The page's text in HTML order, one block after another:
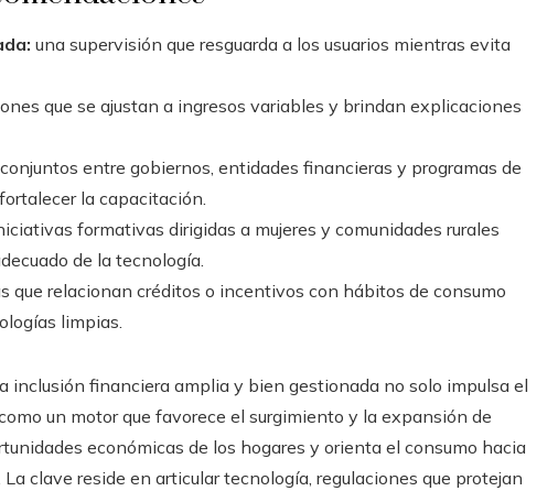
una supervisión que resguarda a los usuarios mientras evita
que se ajustan a ingresos variables y brindan explicaciones
entre gobiernos, entidades financieras y programas de
la capacitación.
formativas dirigidas a mujeres y comunidades rurales
de la tecnología.
que relacionan créditos o incentivos con hábitos de consumo
limpias.
inclusión financiera amplia y bien gestionada no solo impulsa el
un motor que favorece el surgimiento y la expansión de
económicas de los hogares y orienta el consumo hacia
clave reside en articular tecnología, regulaciones que protejan